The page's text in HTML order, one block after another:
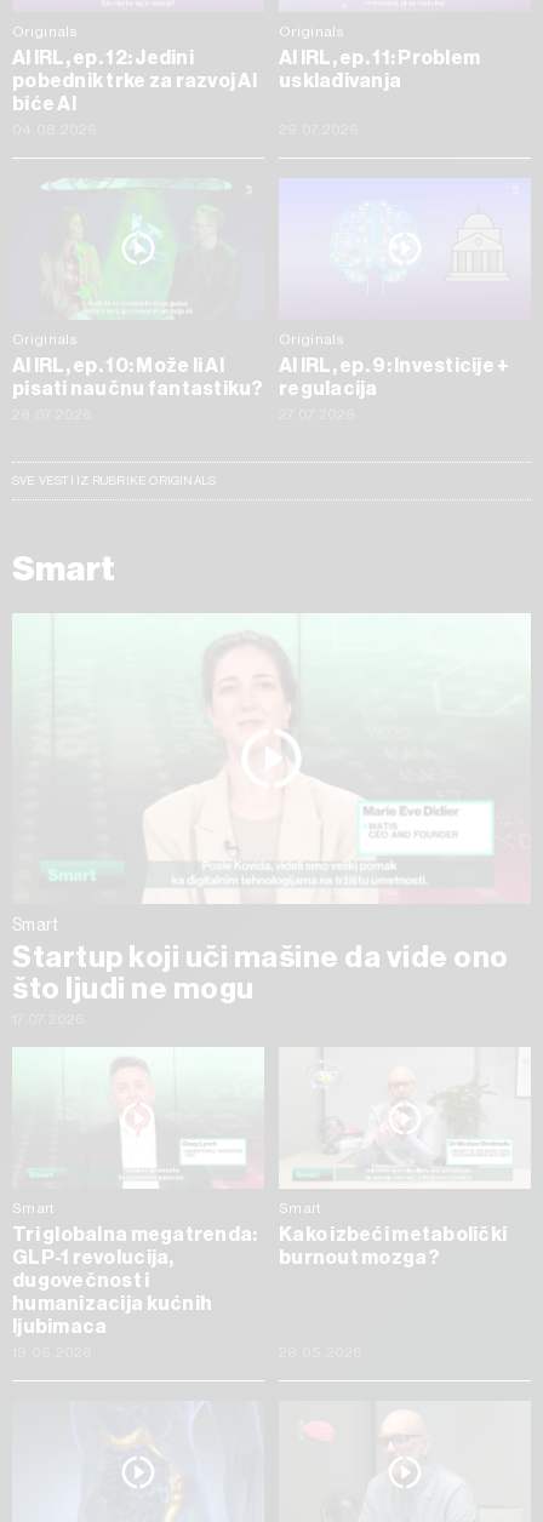
Originals
AI IRL, ep. 12: Jedini
pobednik trke za razvoj AI
biće AI
Originals
AI IRL, ep. 11: Problem
usklađivanja
Originals
AI IRL, ep. 10: Može li AI
pisati naučnu fantastiku?
Originals
AI IRL, ep. 9: Investicije +
regulacija
SVE VESTI IZ RUBRIKE ORIGINALS
Smart
Smart
Startup koji uči mašine da vide ono
što ljudi ne mogu
Smart
Tri globalna megatrenda:
GLP-1 revolucija,
dugovečnost i
humanizacija kućnih
ljubimaca
Smart
Kako izbeći metabolički
burnout mozga?